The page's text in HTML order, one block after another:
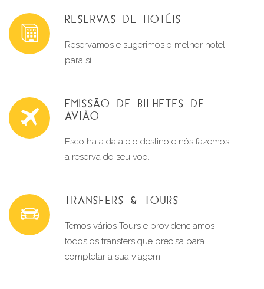
RESERVAS DE HOTÉIS
Reservamos e sugerimos o melhor hotel
para si.
EMISSÃO DE BILHETES DE
AVIÃO
Escolha a data e o destino e nós fazemos
a reserva do seu voo.
TRANSFERS & TOURS
Temos vários Tours e providenciamos
todos os transfers que precisa para
completar a sua viagem.